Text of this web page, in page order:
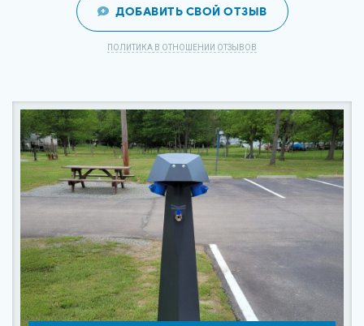
ДОБАВИТЬ СВОЙ ОТЗЫВ
ПОЛИТИКА В ОТНОШЕНИИ ОТЗЫВОВ